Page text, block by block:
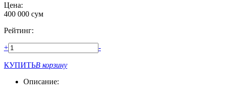
Цена:
400 000 сум
Рейтинг:
+ -
КУПИТЬВ корзину
Описание: